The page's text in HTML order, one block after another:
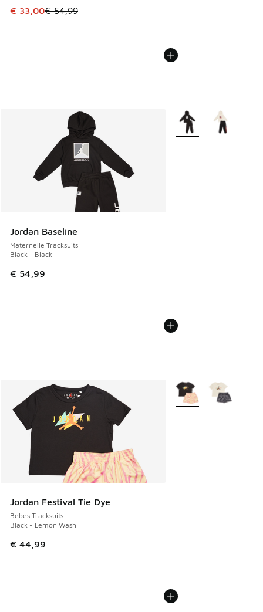
Cet article est en promotion. Prix en baisse de € 54,99 à
€ 33,00€ 54,99
Jordan Baseline
Maternelle Tracksuits
Black - Black
€ 54,99
Plus de couleurs
Jordan Festival Tie Dye
Bebes Tracksuits
Black - Lemon Wash
€ 44,99
Plus de couleurs